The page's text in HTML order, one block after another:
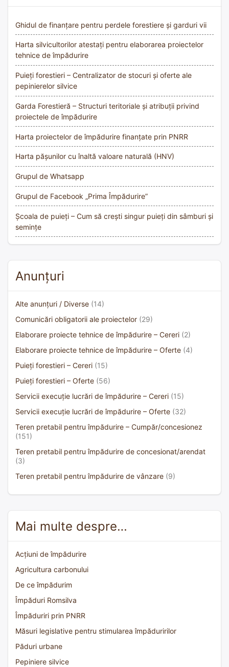
Ghidul de finanțare pentru perdele forestiere și garduri vii
Harta silvicultorilor atestați pentru elaborarea proiectelor
tehnice de împădurire
Puieți forestieri – Centralizator de stocuri și oferte ale
pepinierelor silvice
Garda Forestieră – Structuri teritoriale și atribuții privind
proiectele de împădurire
Harta proiectelor de împădurire finanțate prin PNRR
Harta pășunilor cu înaltă valoare naturală (HNV)
Grupul de Whatsapp
Grupul de Facebook „Prima Împădurire”
Școala de puieți – Cum să crești singur puieți din sâmburi și
semințe
Anunțuri
Alte anunțuri / Diverse (14)
Comunicări obligatorii ale proiectelor (29)
Elaborare proiecte tehnice de împădurire – Cereri (2)
Elaborare proiecte tehnice de împădurire – Oferte (4)
Puieți forestieri – Cereri (15)
Puieți forestieri – Oferte (56)
Servicii execuție lucrări de împădurire – Cereri (15)
Servicii execuție lucrări de împădurire – Oferte (32)
Teren pretabil pentru împădurire – Cumpăr/concesionez
(151)
Teren pretabil pentru împădurire de concesionat/arendat
(3)
Teren pretabil pentru împădurire de vânzare (9)
Mai multe despre…
Acțiuni de împădurire
Agricultura carbonului
De ce împădurim
Împăduri Romsilva
Împăduriri prin PNRR
Măsuri legislative pentru stimularea împăduririlor
Păduri urbane
Pepiniere silvice